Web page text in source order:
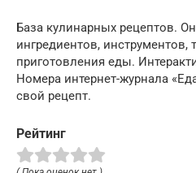
База кулинарных рецептов.
ингредиентов, инструментов,
приготовления еды.
Номера интернет-журнала
свой рецепт.
Рейтинг